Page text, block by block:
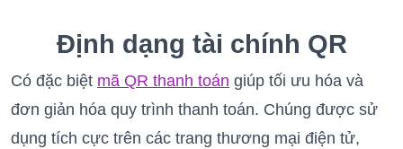
Định dạng tài chính QR
Có đặc biệt mã QR thanh toán giúp tối ưu hóa và
đơn giản hóa quy trình thanh toán. Chúng được sử
dụng tích cực trên các trang thương mại điện tử,